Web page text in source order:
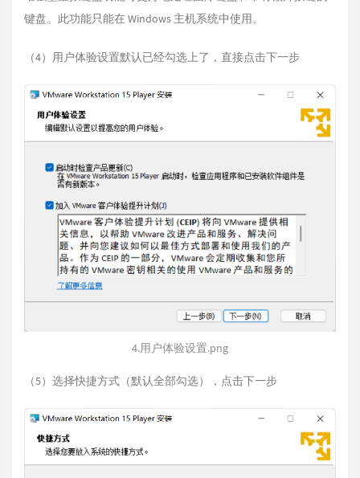
键盘。此功能只能在 Windows 主机系统中使用。
（4）用户体验设置默认已经勾选上了，直接点击下一步
4.用户体验设置.png
（5）选择快捷方式（默认全部勾选），点击下一步